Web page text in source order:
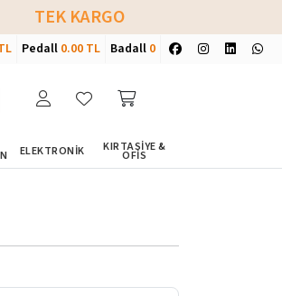
TEK KARGO
Pedall 0.00 TL Badall 0
ELEKTRONİK KIRTASİYE &
OFİS